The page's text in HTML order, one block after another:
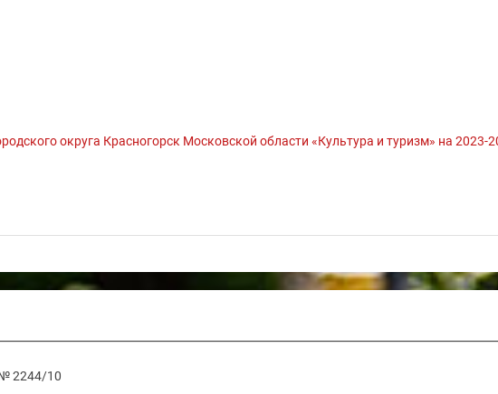
округа Красногорск Московской области «Культура и туризм» на 2023-
2244/10